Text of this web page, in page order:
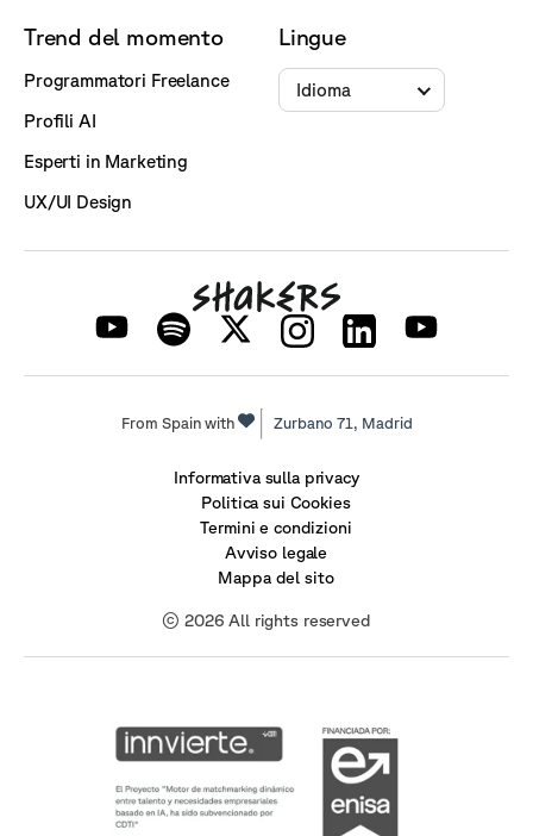
Trend del momento
Programmatori Freelance
Profili AI
Esperti in Marketing
UX/UI Design
Lingue
Idioma
From Spain with Zurbano 71, Madrid
Informativa sulla privacy
Politica sui Cookies
Termini e condizioni
Avviso legale
Mappa del sito
© 2026 All rights reserved